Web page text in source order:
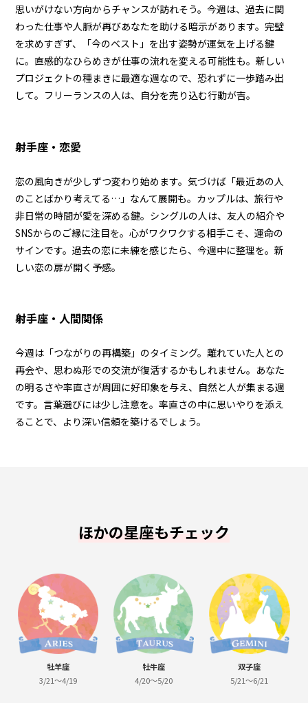
思いがけない方向からチャンスが訪れそう。今週は、過去に関
わった仕事や人脈が再びあなたを助ける暗示があります。完璧
を求めすぎず、「今のベスト」を出す姿勢が運気を上げる鍵
に。直感的なひらめきが仕事の流れを変える可能性も。新しい
プロジェクトの種まきに最適な週なので、恐れずに一歩踏み出
して。フリーランスの人は、自分を売り込む行動が吉。
射手座・恋愛
恋の風向きが少しずつ変わり始めます。気づけば「最近あの人
のことばかり考えてる…」なんて展開も。カップルは、旅行や
非日常の時間が愛を深める鍵。シングルの人は、友人の紹介や
SNSからのご縁に注目を。心がワクワクする相手こそ、運命の
サインです。過去の恋に未練を感じたら、今週中に整理を。新
しい恋の扉が開く予感。
射手座・人間関係
今週は「つながりの再構築」のタイミング。離れていた人との
再会や、思わぬ形での交流が復活するかもしれません。あなた
の明るさや率直さが周囲に好印象を与え、自然と人が集まる週
です。言葉選びには少し注意を。率直さの中に思いやりを添え
ることで、より深い信頼を築けるでしょう。
ほかの星座もチェック
牡羊座
3/21～4/19
牡牛座
4/20～5/20
双子座
5/21～6/21